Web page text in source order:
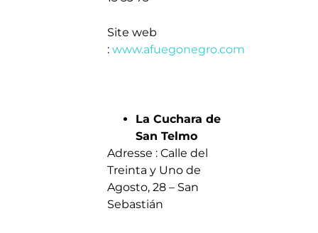
Site web
: www.afuegonegro.com
La Cuchara de
San Telmo
Adresse : Calle del
Treinta y Uno de
Agosto, 28 – San
Sebastián